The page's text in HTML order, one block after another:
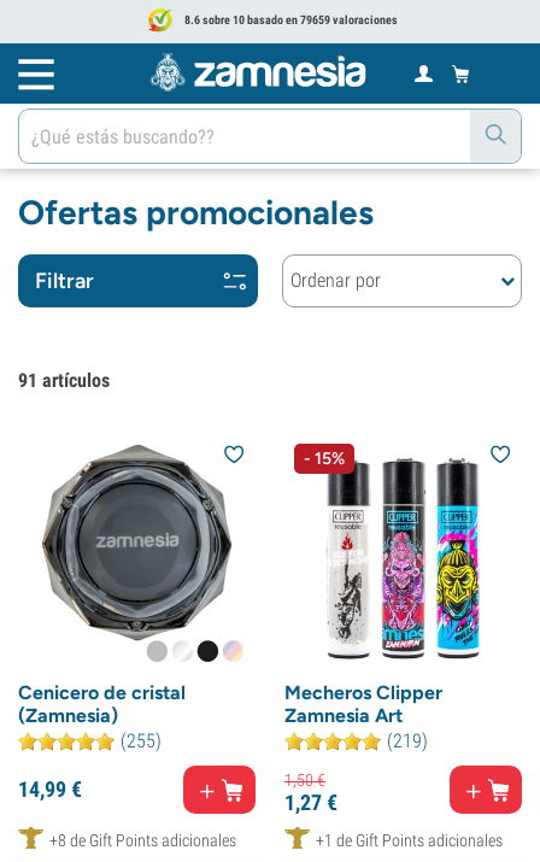
8.6 sobre 10 basado en 79659 valoraciones
Ofertas promocionales
Filtrar Ordenar por
91 artículos
Cenicero de cristal
(Zamnesia)
(255)
14,99€
+8 de Gift Points adicionales
- 15%
Mecheros Clipper
Zamnesia Art
(219)
1,50€
1,27€
+1 de Gift Points adicionales